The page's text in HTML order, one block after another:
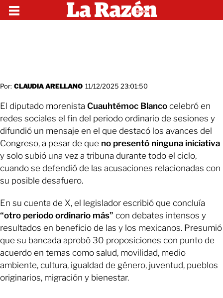
Por: CLAUDIA ARELLANO 11/12/2025 23:01:50
El diputado morenista Cuauhtémoc Blanco celebró en
redes sociales el fin del periodo ordinario de sesiones y
difundió un mensaje en el que destacó los avances del
Congreso, a pesar de que no presentó ninguna iniciativa
y solo subió una vez a tribuna durante todo el ciclo,
cuando se defendió de las acusaciones relacionadas con
su posible desafuero.
En su cuenta de X, el legislador escribió que concluía
“otro periodo ordinario más” con debates intensos y
resultados en beneficio de las y los mexicanos. Presumió
que su bancada aprobó 30 proposiciones con punto de
acuerdo en temas como salud, movilidad, medio
ambiente, cultura, igualdad de género, juventud, pueblos
originarios, migración y bienestar.